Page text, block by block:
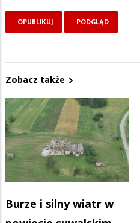
Zobacz także
Burze i silny wiatr w